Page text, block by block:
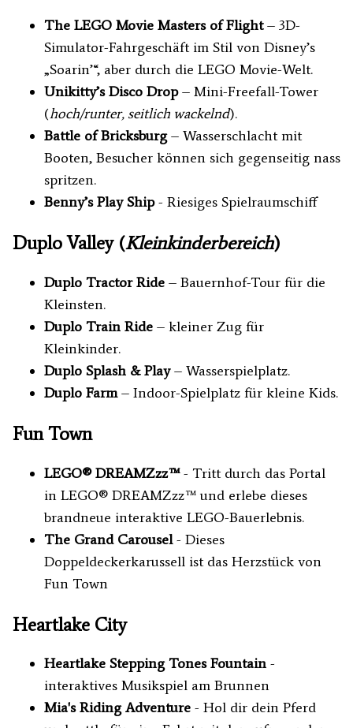
The LEGO Movie Masters of Flight– 3D-
Simulator-Fahrgeschäft im Stil von Disney’s
„Soarin’“, aber durch die LEGO Movie-Welt.
Unikitty’s Disco Drop– Mini-Freefall-Tower
(hoch/runter, seitlich wackelnd).
Battle of Bricksburg– Wasserschlacht mit
Booten, Besucher können sich gegenseitig nass
spritzen.
Benny’s Play Ship- Riesiges Spielraumschiff
Duplo Valley (Kleinkinderbereich)
Duplo Tractor Ride – Bauernhof-Tour für die
Kleinsten.
Duplo Train Ride – kleiner Zug für
Kleinkinder.
Duplo Splash & Play– Wasserspielplatz.
Duplo Farm– Indoor-Spielplatz für kleine Kids.
Fun Town
LEGO® DREAMZzz™- Tritt durch das Portal
in LEGO® DREAMZzz™ und erlebe dieses
brandneue interaktive LEGO-Bauerlebnis.
The Grand Carousel- Dieses
Doppeldeckerkarussell ist das Herzstück von
Fun Town
Heartlake City
Heartlake Stepping Tones Fountain -
interaktives Musikspiel am Brunnen
Mia's Riding Adventure - Hol dir dein Pferd